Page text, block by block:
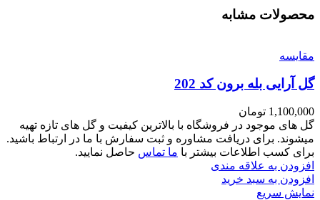
محصولات مشابه
مقايسه
گل آرایی بله برون کد 202
1,100,000 تومان
گل های موجود در فروشگاه با بالاترین کیفیت و گل های تازه تهیه
میشوند. برای دریافت مشاوره و ثبت سفارش با ما در ارتباط باشید.
برای کسب اطلاعات بیشتر با ما تماس حاصل نمایید.
افزودن به علاقه مندی
افزودن به سبد خرید
نمایش سریع